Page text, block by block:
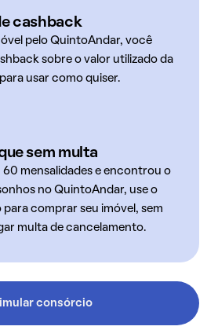
cashback
pelo QuintoAndar, você
sobre o valor utilizado da
usar como quiser.
sem multa
60 mensalidades e encontrou o
no QuintoAndar, use o
comprar seu imóvel, sem
multa de cancelamento.
consórcio